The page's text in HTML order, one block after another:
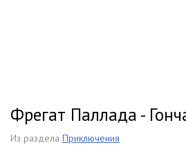
Фрегат Паллада -
Из раздела Приключения